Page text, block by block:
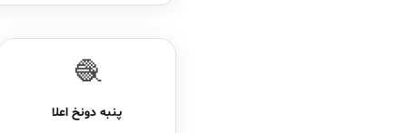
🧶
پنبه دونخ اعلا